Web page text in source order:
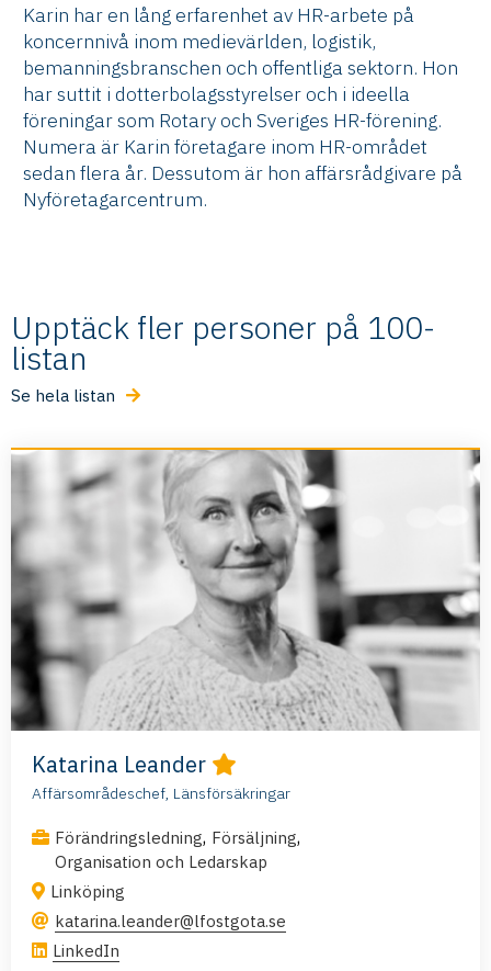
Karin har en lång erfarenhet av HR-arbete på
koncernnivå inom medievärlden, logistik,
bemanningsbranschen och offentliga sektorn. Hon
har suttit i dotterbolagsstyrelser och i ideella
föreningar som Rotary och Sveriges HR-förening.
Numera är Karin företagare inom HR-området
sedan flera år. Dessutom är hon affärsrådgivare på
Nyföretagarcentrum.
Upptäck fler personer på 100-
listan
Se hela listan
Katarina Leander
Affärsområdeschef, Länsförsäkringar
Förändringsledning, Försäljning,
Organisation och Ledarskap
Linköping
katarina.leander@lfostgota.se
LinkedIn